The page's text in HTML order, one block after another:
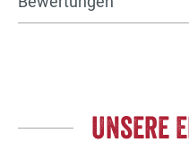
Unsere